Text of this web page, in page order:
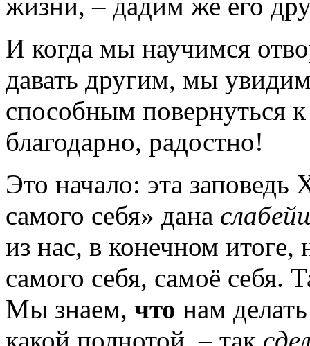
И когда мы научимся
давать другим, мы
способным повернуться
благодарно, радостно!
Это начало: эта
самого себя» дана
из нас, в конечном
самого себя, самоё себя.
Мы знаем, что нам